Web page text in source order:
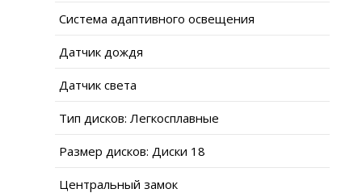
Система адаптивного освещения
Датчик дождя
Датчик света
Тип дисков: Легкосплавные
Размер дисков: Диски 18
Центральный замок